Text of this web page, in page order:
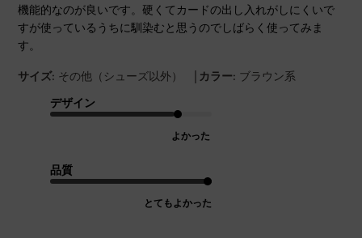
機能的なのが良いです。硬くてカードの出し入れがしにくいで
すが使っているうちに馴染むと思うのでしばらく使ってみま
す。
サイズ: その他（シューズ以外） | カラー: ブラウン系
デザイン
よかった
品質
とてもよかった